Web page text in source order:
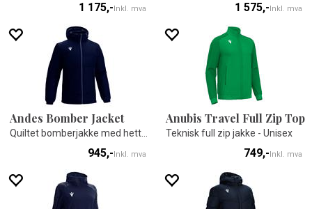
1 175,-Inkl. mva 1 575,-Inkl. mva
Andes Bomber Jacket
945,-Inkl. mva
Anubis Travel Full Zip Top
Teknisk full zip jakke - Unisex
749,-Inkl. mva